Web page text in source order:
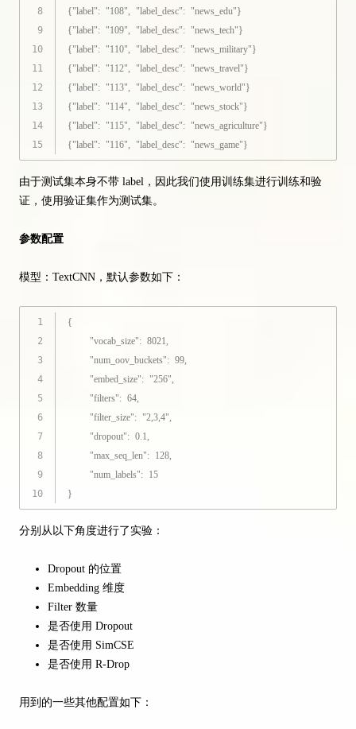
8
9
10
11
12
13
14
15
{"label": "108", "label_desc": "news_edu"}
{"label": "109", "label_desc": "news_tech"}
{"label": "110", "label_desc": "news_military"}
{"label": "112", "label_desc": "news_travel"}
{"label": "113", "label_desc": "news_world"}
{"label": "114", "label_desc": "news_stock"}
{"label": "115", "label_desc": "news_agriculture"}
{"label": "116", "label_desc": "news_game"}
由于测试集本身不带 label，因此我们使用训练集进行训练和验
证，使用验证集作为测试集。
参数配置
模型：TextCNN，默认参数如下：
1
2
3
4
5
6
7
8
9
10
{
"vocab_size": 8021,
"num_oov_buckets": 99,
"embed_size": "256",
"filters": 64,
"filter_size": "2,3,4",
"dropout": 0.1,
"max_seq_len": 128,
"num_labels": 15
}
分别从以下角度进行了实验：
Dropout 的位置
Embedding 维度
Filter 数量
是否使用 Dropout
是否使用 SimCSE
是否使用 R-Drop
用到的一些其他配置如下：